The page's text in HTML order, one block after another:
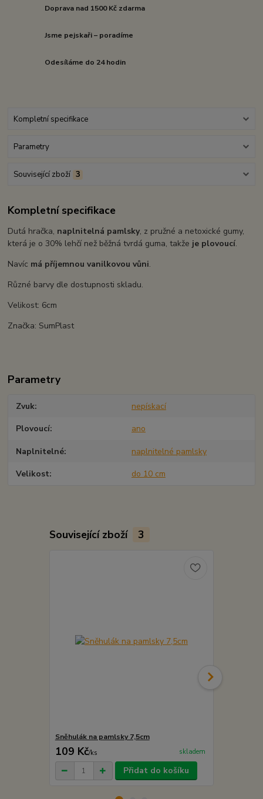
Doprava nad 1500 Kč zdarma
Jsme pejskaři – poradíme
Odesíláme do 24 hodin
Kompletní specifikace
Parametry
Související zboží 3
Kompletní specifikace
Dutá hračka, naplnitelná pamlsky, z pružné a netoxické gumy,
která je o 30% lehčí než běžná tvrdá guma, takže je plovoucí.
Navíc má příjemnou vanilkovou vůni.
Různé barvy dle dostupnosti skladu.
Velikost: 6cm
Značka: SumPlast
Parametry
Zvuk nepískací
Plovoucí ano
Naplnitelné naplnitelné pamlsky
Velikost do 10 cm
Související zboží 3
Sněhulák na pamlsky 7,5cm
109 Kč/ks skladem
Přidat do košíku